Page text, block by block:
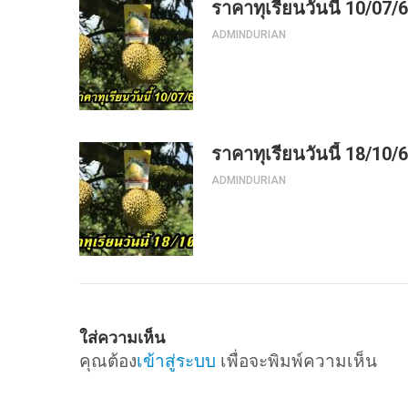
ราคาทุเรียนวันนี้ 10/07/
ADMINDURIAN
ราคาทุเรียนวันนี้ 18/10/
ADMINDURIAN
ใส่ความเห็น
คุณต้องเข้าสู่ระบบ เพื่อจะพิมพ์ความเห็น